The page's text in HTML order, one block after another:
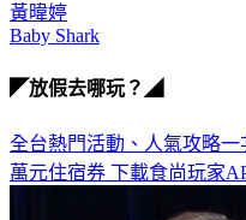
黃暐婷
Baby Shark
◤放假去哪玩？◢
全台熱門活動、人氣攻略一
萬元住宿券 下載食尚玩家